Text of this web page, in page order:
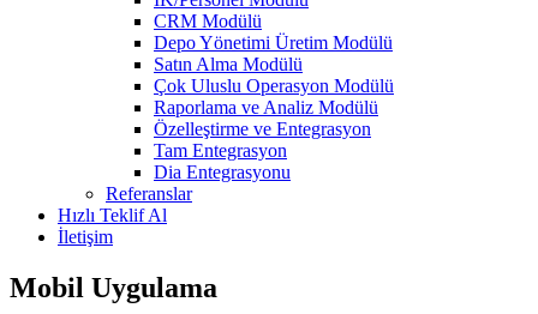
CRM Modülü
Depo Yönetimi Üretim Modülü
Satın Alma Modülü
Çok Uluslu Operasyon Modülü
Raporlama ve Analiz Modülü
Özelleştirme ve Entegrasyon
Tam Entegrasyon
Dia Entegrasyonu
Referanslar
Hızlı Teklif Al
İletişim
Mobil Uygulama